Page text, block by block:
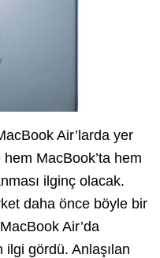
Air’larda yer
hem MacBook’ta hem
ilginç olacak.
daha önce böyle bir
Air’da
gördü. Anlaşılan